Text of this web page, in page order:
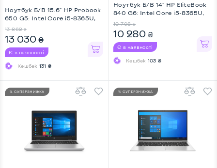
Ноутбук Б/В 15.6" HP Probook
650 G5: Intel Core i5-8365U,
13 862 ₴
13 030 ₴
Є в наявності
Кешбек 131 ₴
Ноутбук Б/В 14" HP EliteBook
840 G6: Intel Core i5-8365U,
10 708 ₴
10 280 ₴
Є в наявності
Кешбек 103 ₴
% СУПЕРЗНИЖКА % СУПЕРЗНИЖКА